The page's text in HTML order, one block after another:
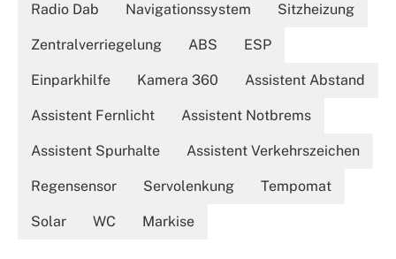
Radio Dab Navigationssystem Sitzheizung
Zentralverriegelung ABS ESP
Einparkhilfe Kamera 360 Assistent Abstand
Assistent Fernlicht Assistent Notbrems
Assistent Spurhalte Assistent Verkehrszeichen
Regensensor Servolenkung Tempomat
Solar WC Markise